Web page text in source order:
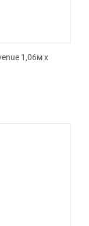
1,06м х